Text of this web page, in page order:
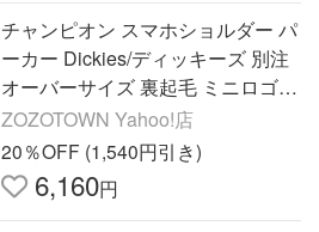
チャンピオン スマホショルダー パ
ーカー Dickies/ディッキーズ 別注
オーバーサイズ 裏起毛 ミニロゴワ
ッペン ワンポイント刺繍 スウェッ
ト ジップアップ…
ZOZOTOWN Yahoo!店
20％OFF (1,540円引き)
6,160円